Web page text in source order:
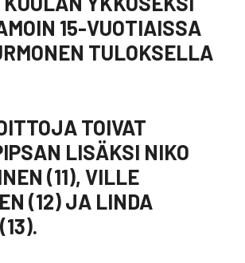
15-VUOTIAISSA
TULOKSELLA
TOIVAT
LISÄKSI NIKO
(11), VILLE
(12) JA LINDA